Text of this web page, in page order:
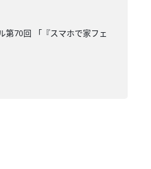
70回 「『スマホで家フェ